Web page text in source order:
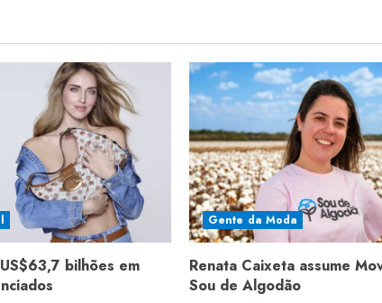
bilhões em
Gente da Moda
Renata Caixeta assume
Sou de Algodão